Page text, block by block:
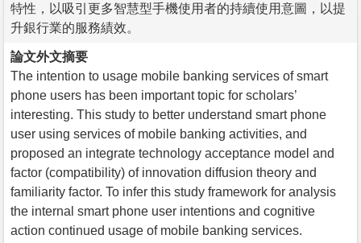
特性，以吸引更多智慧型手機使用者的持續使用意圖，以提
升銀行業的服務績效。
論文外文摘要
The intention to usage mobile banking services of smart
phone users has been important topic for scholars’
interesting. This study to better understand smart phone
user using services of mobile banking activities, and
proposed an integrate technology acceptance model and
factor (compatibility) of innovation diffusion theory and
familiarity factor. To infer this study framework for analysis
the internal smart phone user intentions and cognitive
action continued usage of mobile banking services.